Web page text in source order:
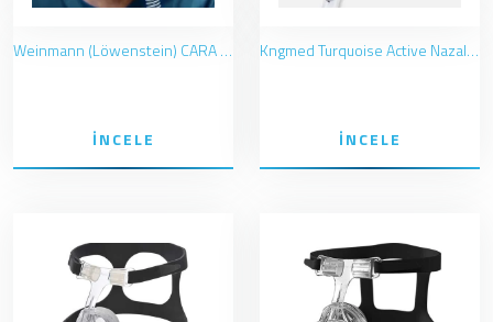
Weinmann (Löwenstein) CARA Nazal Maske (Burun)
İNCELE
Kngmed Turquoise Active Nazal Maske (Burun)
İNCELE